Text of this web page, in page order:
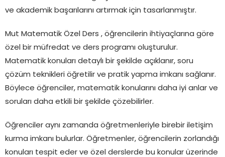
ve akademik başarılarını artırmak için tasarlanmıştır.
Mut Matematik Özel Ders , öğrencilerin ihtiyaçlarına göre
özel bir müfredat ve ders programı oluşturulur.
Matematik konuları detaylı bir şekilde açıklanır, soru
çözüm teknikleri öğretilir ve pratik yapma imkanı sağlanır.
Böylece öğrenciler, matematik konularını daha iyi anlar ve
soruları daha etkili bir şekilde çözebilirler.
Öğrenciler aynı zamanda öğretmenleriyle birebir iletişim
kurma imkanı bulurlar. Öğretmenler, öğrencilerin zorlandığı
konuları tespit eder ve özel derslerde bu konular üzerinde